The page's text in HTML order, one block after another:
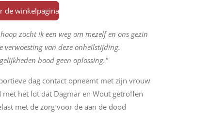
de winkelpagina
zocht ik een weg om mezelf en ons gezin
verwoesting van deze onheilstijding.
bood geen oplossing."
dag contact opneemt met zijn vrouw
het lot dat Dagmar en Wout getroffen
met de zorg voor de aan de dood